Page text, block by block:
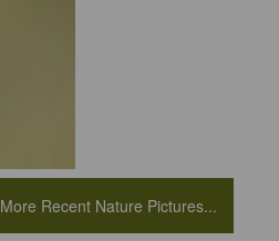
More Recent Nature Pictures...